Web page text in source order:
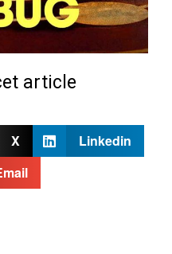
article
X
Linkedin